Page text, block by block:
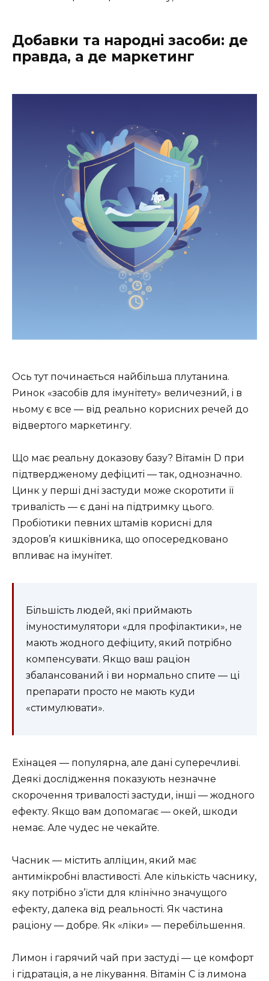
Добавки та народні засоби: де
правда, а де маркетинг
Ось тут починається найбільша плутанина.
Ринок «засобів для імунітету» величезний, і в
ньому є все — від реально корисних речей до
відвертого маркетингу.
Що має реальну доказову базу? Вітамін D при
підтвердженому дефіциті — так, однозначно.
Цинк у перші дні застуди може скоротити її
тривалість — є дані на підтримку цього.
Пробіотики певних штамів корисні для
здоров’я кишківника, що опосередковано
впливає на імунітет.
Більшість людей, які приймають
імуностимулятори «для профілактики», не
мають жодного дефіциту, який потрібно
компенсувати. Якщо ваш раціон
збалансований і ви нормально спите — ці
препарати просто не мають куди
«стимулювати».
Ехінацея — популярна, але дані суперечливі.
Деякі дослідження показують незначне
скорочення тривалості застуди, інші — жодного
ефекту. Якщо вам допомагає — окей, шкоди
немає. Але чудес не чекайте.
Часник — містить алліцин, який має
антимікробні властивості. Але кількість часнику,
яку потрібно з’їсти для клінічно значущого
ефекту, далека від реальності. Як частина
раціону — добре. Як «ліки» — перебільшення.
Лимон і гарячий чай при застуді — це комфорт
і гідратація, а не лікування. Вітамін С із лимона